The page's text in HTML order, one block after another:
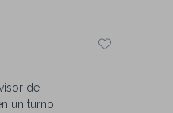
de
un turno